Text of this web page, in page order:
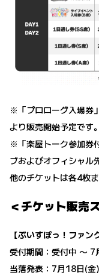
※「プロローグ入場券
より販売開始予定です。
※「楽屋トーク参加券
ブおよびオフィシャル
他のチケットは各4枚
＜チケット販売
【ぶいすぽっ！ファン
受付期間：受付中 〜
当落発表：7月18日(